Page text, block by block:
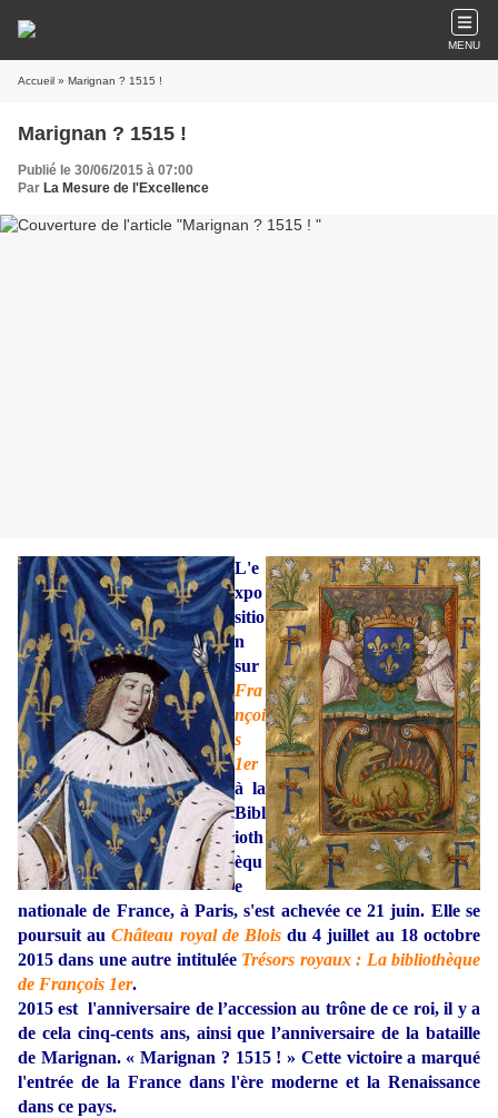
MENU
Accueil » Marignan ? 1515 !
Marignan ? 1515 !
Publié le 30/06/2015 à 07:00
Par La Mesure de l'Excellence
L'e
xpo
sitio
n
sur
Fra
nçoi
s
1er
à la
Bibl
ioth
èqu
e
nationale de France, à Paris, s'est achevée ce 21 juin. Elle se
poursuit auChâteau royal de Bloisdu 4 juillet au 18 octobre
2015 dans une autre intitulée Trésors royaux : La bibliothèque
de François 1er.
2015 est l'anniversaire de l’accession au trône de ce roi, il y a
de cela cinq-cents ans, ainsi que l’anniversaire de la bataille
de Marignan. « Marignan ? 1515 ! » Cette victoire a marqué
l'entrée de la France dans l'ère moderne et la Renaissance
dans ce pays.